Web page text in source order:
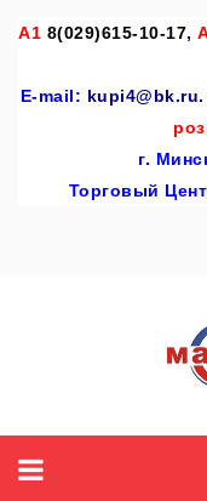
A1 8(029)615-10-17,
E-mail: kupi4@bk.ru.
г.
Торговый